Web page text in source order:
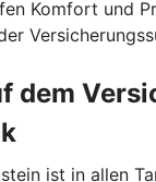
Komfort und
dem
ist in allen